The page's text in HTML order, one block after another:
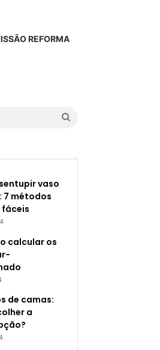
REFORMA
vaso
7 métodos
fáceis
calcular os
de camas:
a